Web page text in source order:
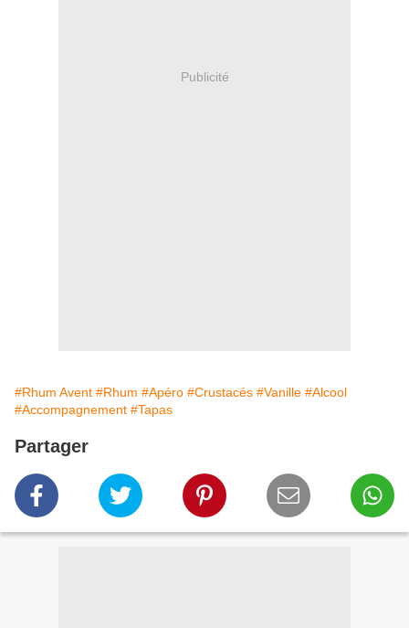
Publicité
#Rhum Avent #Rhum #Apéro #Crustacés #Vanille #Alcool
#Accompagnement #Tapas
Partager